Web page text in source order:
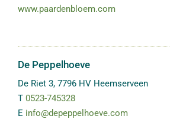
www.paardenbloem.com
De Peppelhoeve
De Riet 3, 7796 HV Heemserveen
T 0523-745328
E info@depeppelhoeve.com